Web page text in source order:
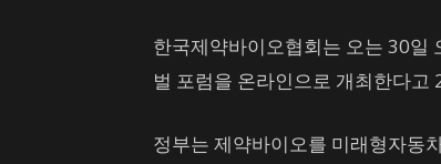
한국제약바이오협회는 오는 30일
벌 포럼을 온라인으로 개최한다고
정부는 제약바이오를 미래형자동